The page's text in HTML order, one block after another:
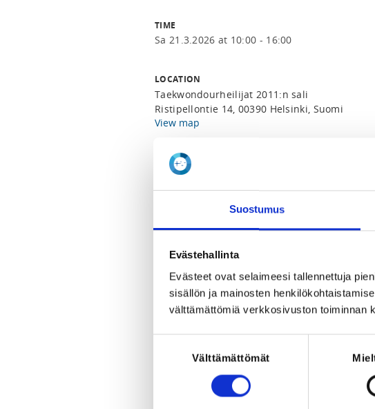
Suostumus
Evästehallinta
Evästeet ovat selaimeesi tallennettuja
sisällön ja mainosten
välttämättömiä verkkosivuston toiminnan
Välttämättömät
TIME
Sa 21.3.2026 at 10:00 - 16:00
LOCATION
Taekwondourheilijat 2011:n sali
Ristipellontie 14, 00390 Helsinki, Suomi
View map
LOCALITY
Helsinki
Taekwondo
REGISTRATION PERIOD
Mo 9.3.2026 at 14:45 - Fr 20.3.2026 at 20:00
Koko leiri 60,00 €
ADDITIONAL INFORMATION